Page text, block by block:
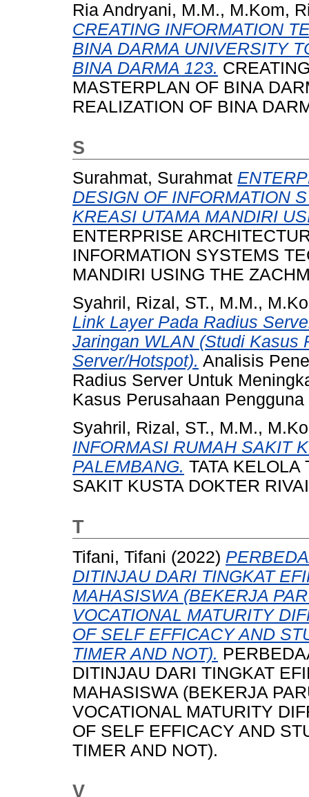
Ria Andryani, M.M., M.Kom,
CREATING INFORMATION
BINA DARMA UNIVERSITY
BINA DARMA 123.
MASTERPLAN OF BINA
REALIZATION OF BINA
S
Surahmat, Surahmat
DESIGN OF INFORMATION
KREASI UTAMA MANDIRI
ENTERPRISE
INFORMATION SYSTEMS
MANDIRI USING THE
Syahril, Rizal, ST., M.M.,
Link Layer Pada Radius
Jaringan WLAN (Studi Kasus
Server/Hotspot). Analisis
Radius Server Untuk
Kasus Perusahaan
Syahril, Rizal, ST., M.M.,
INFORMASI RUMAH SAKIT
PALEMBANG. TATA
SAKIT KUSTA DOKTER
T
Tifani, Tifani (2022)
DITINJAU DARI TINGKAT
MAHASISWA (BEKERJA
VOCATIONAL MATURITY
OF SELF EFFICACY AND
TIMER AND NOT).
DITINJAU DARI TINGKAT
MAHASISWA (BEKERJA
VOCATIONAL MATURITY
OF SELF EFFICACY AND
TIMER AND NOT).
V